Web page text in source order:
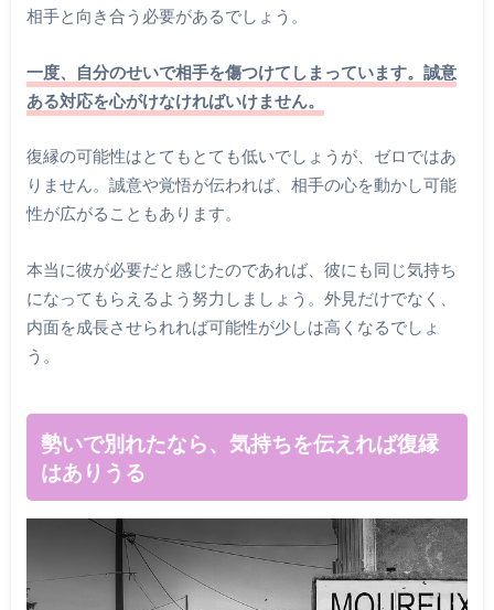
相手と向き合う必要があるでしょう。
一度、自分のせいで相手を傷つけてしまっています。誠意
ある対応を心がけなければいけません。
復縁の可能性はとてもとても低いでしょうが、ゼロではあ
りません。誠意や覚悟が伝われば、相手の心を動かし可能
性が広がることもあります。
本当に彼が必要だと感じたのであれば、彼にも同じ気持ち
になってもらえるよう努力しましょう。外見だけでなく、
内面を成長させられれば可能性が少しは高くなるでしょ
う。
勢いで別れたなら、気持ちを伝えれば復縁
はありうる